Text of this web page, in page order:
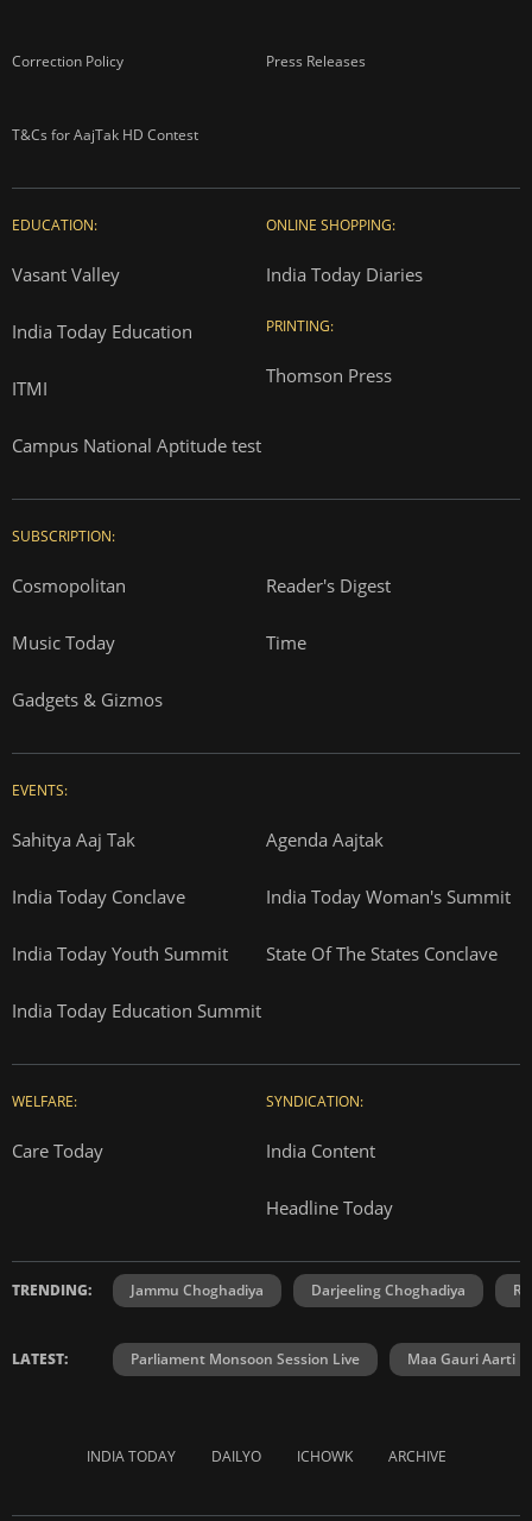
Correction Policy Press Releases
T&Cs for AajTak HD Contest
EDUCATION:
Vasant Valley
India Today Education
ITMI
Campus National Aptitude test
ONLINE SHOPPING:
India Today Diaries
PRINTING:
Thomson Press
SUBSCRIPTION:
Cosmopolitan Reader's Digest
Music Today Time
Gadgets & Gizmos
EVENTS:
Sahitya Aaj Tak Agenda Aajtak
India Today Conclave India Today Woman's Summit
India Today Youth Summit State Of The States Conclave
India Today Education Summit
WELFARE:
Care Today
SYNDICATION:
India Content
Headline Today
TRENDING: Jammu Choghadiya Darjeeling Choghadiya
LATEST: Parliament Monsoon Session Live Maa Gauri Aarti
INDIA TODAY DAILYO ICHOWK ARCHIVE